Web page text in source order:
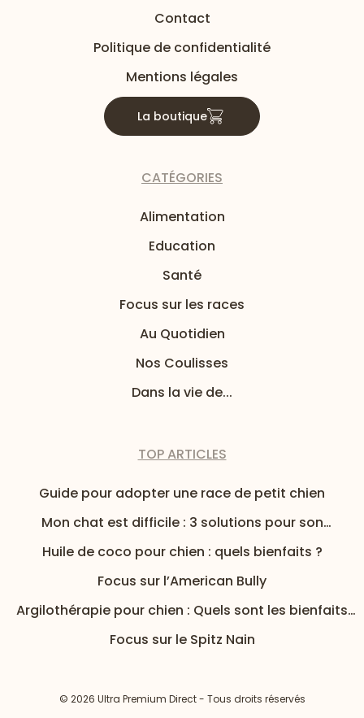
Contact
Politique de confidentialité
Mentions légales
La boutique
CATÉGORIES
Alimentation
Education
Santé
Focus sur les races
Au Quotidien
Nos Coulisses
Dans la vie de...
TOP ARTICLES
Guide pour adopter une race de petit chien
Mon chat est difficile : 3 solutions pour son
alimentation
Huile de coco pour chien : quels bienfaits ?
Focus sur l’American Bully
Argilothérapie pour chien : Quels sont les bienfaits
de l’argile pour mon chien ?
Focus sur le Spitz Nain
© 2026 Ultra Premium Direct - Tous droits réservés